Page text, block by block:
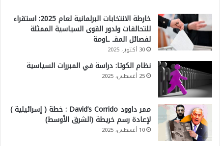
خارطة الانتخابات البرلمانية لعام 2025: استقراء
للتحالفات ولدور القوى السياسية الممثلة
لفصائل المقـ ـاومة
30 أكتوبر، 2025
نظام الكوتا: دراسة في المبررات السياسية
25 أغسطس، 2025
ممر داوود David’s Corrido : خطة ( إسرائيلية )
لإعادة رسم خريطة (الشرق الأوسط)
10 أغسطس، 2025